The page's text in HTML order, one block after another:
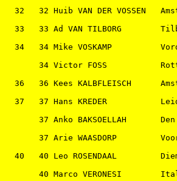
32   32 Huib VAN DER VOSSEN
33   33 Ad VAN TILBORG
34   34 Mike VOSKAMP
34 Victor FOSS
36   36 Kees KALBFLEISCH
37   37 Hans KREDER
37 Anko BAKSOELLAH
37 Arie WAASDORP
40   40 Leo ROSENDAAL
40 Marco VERONESI